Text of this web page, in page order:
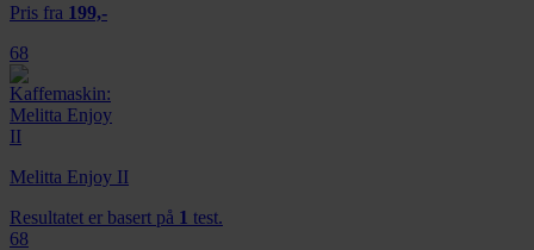
Pris fra 199,-
68
Melitta Enjoy II
Resultatet er basert på 1 test.
68